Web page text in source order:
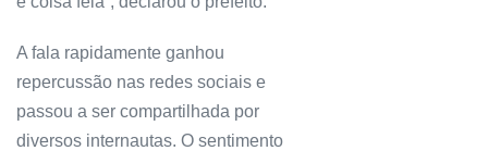
A fala rapidamente ganhou
repercussão nas redes sociais e
passou a ser compartilhada por
diversos internautas. O sentimento